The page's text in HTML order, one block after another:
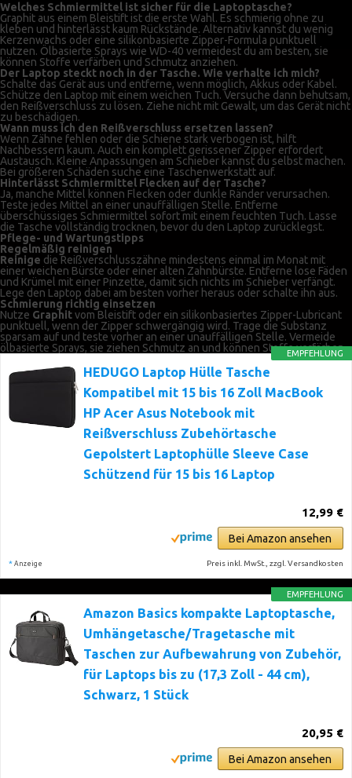
Welches Schmiermittel ist sicher für die Laptoptasche?
Graphit aus einem Bleistift ist die erste Wahl. Es schmierig ohne zu
kleben und hinterlässt kaum Rückstände. Alternativ kannst du wenig
Kerzenwachs oder eine silikonbasierte Zipper-Formula punktuell
nutzen. Ölbasierte Sprays wie WD-40 vermeidest du am besten, sie
können Stoffe verfärben und Schmutz anziehen.
Der Laptop steckt noch in der Tasche. Wie verhalte ich mich?
Schalte das Gerät aus und entferne, wenn möglich, Akkus oder Kabel.
Schütze den Laptop mit einem weichen Tuch. Versuche dann behutsam,
den Reißverschluss zu lösen. Ziehe nicht mit Gewalt, um das Gerät nicht
zu beschädigen.
Wann muss ich den Reißverschluss ersetzen lassen?
Wenn Zähne fehlen oder die Schiene stark verbogen ist, hilft
Nachbessern kaum. Auch ein komplett gerissener Zipper erfordert
Austausch. Kleine Anpassungen am Schieber kannst du selbst machen.
Bei größeren Schäden suche eine Taschenwerkstatt auf.
Hinterlässt Schmiermittel Flecken auf der Tasche?
Ja, manche Mittel können Flecken oder dunkle Ränder verursachen.
Teste jedes Mittel an einer unauffälligen Stelle. Entferne
überschüssiges Schmiermittel sofort mit einem feuchten Tuch. Lasse
die Tasche vollständig trocknen, bevor du den Laptop zurücklegst.
Pflege- und Wartungstipps
Regelmäßig reinigen
Reinige die Reißverschlusszähne mindestens einmal im Monat mit
einer weichen Bürste oder einer alten Zahnbürste. Entferne lose Fäden
und Krümel mit einer Pinzette, damit sich nichts im Schieber verfängt.
Lege den Laptop dabei am besten vorher heraus oder schalte ihn aus.
Schmierung richtig einsetzen
Nutze Graphitvom Bleistift oder ein silikonbasiertes Zipper-Lubricant
punktuell, wenn der Zipper schwergängig wird. Trage die Substanz
sparsam auf und teste vorher an einer unauffälligen Stelle. Vermeide
ölbasierte Sprays, sie ziehen Schmutz an und können Stoffe verfärben.
EMPFEHLUNG
HEDUGO Laptop Hülle Tasche
Kompatibel mit 15 bis 16 Zoll MacBook
HP Acer Asus Notebook mit
Reißverschluss Zubehörtasche
Gepolstert Laptophülle Sleeve Case
Schützend für 15 bis 16 Laptop
12,99 €
Bei Amazon ansehen
* Anzeige Preis inkl. MwSt., zzgl. Versandkosten
EMPFEHLUNG
Amazon Basics kompakte Laptoptasche,
Umhängetasche/Tragetasche mit
Taschen zur Aufbewahrung von Zubehör,
für Laptops bis zu (17,3 Zoll - 44 cm),
Schwarz, 1 Stück
20,95 €
Bei Amazon ansehen